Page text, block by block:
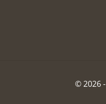
© 2026 -